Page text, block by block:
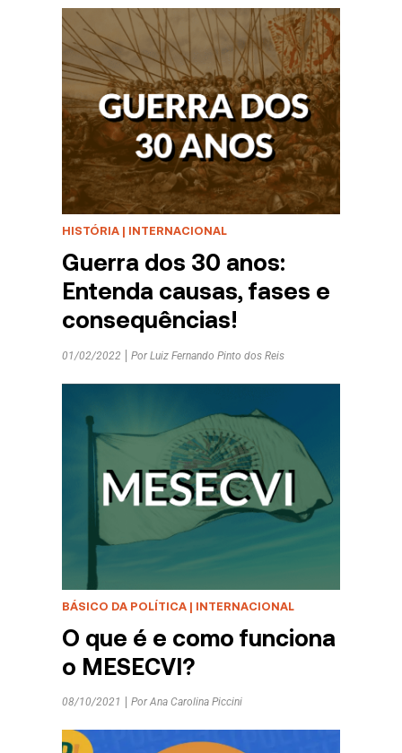
HISTÓRIA| INTERNACIONAL
Guerra dos 30 anos:
Entenda causas, fases e
consequências!
01/02/2022 Por Luiz Fernando Pinto dos Reis
BÁSICO DA POLÍTICA| INTERNACIONAL
O que é e como funciona
o MESECVI?
08/10/2021 PorAna Carolina Piccini